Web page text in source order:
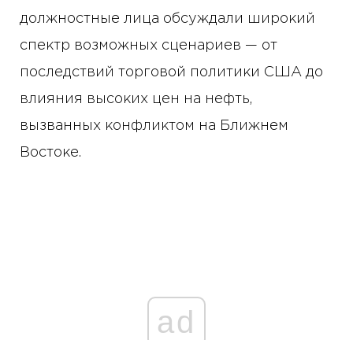
должностные лица обсуждали широкий
спектр возможных сценариев — от
последствий торговой политики США до
влияния высоких цен на нефть,
вызванных конфликтом на Ближнем
Востоке.
ad